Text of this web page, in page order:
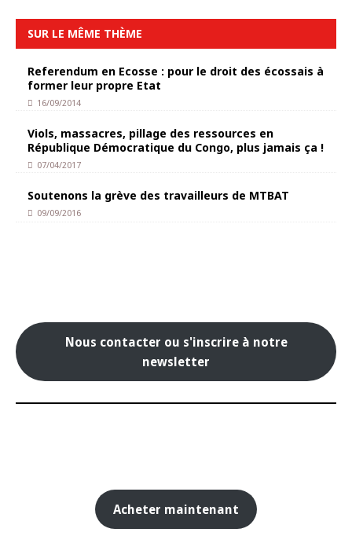
SUR LE MÊME THÈME
Referendum en Ecosse : pour le droit des écossais à
former leur propre Etat
16/09/2014
Viols, massacres, pillage des ressources en
République Démocratique du Congo, plus jamais ça !
07/04/2017
Soutenons la grève des travailleurs de MTBAT
09/09/2016
Nous contacter ou s'inscrire à notre
newsletter
Acheter maintenant